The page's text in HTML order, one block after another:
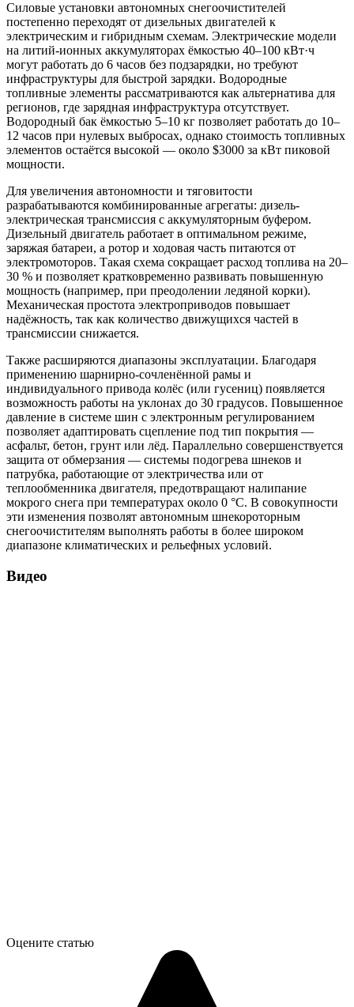
Силовые установки автономных снегоочистителей
постепенно переходят от дизельных двигателей к
электрическим и гибридным схемам. Электрические модели
на литий-ионных аккумуляторах ёмкостью 40–100 кВт·ч
могут работать до 6 часов без подзарядки, но требуют
инфраструктуры для быстрой зарядки. Водородные
топливные элементы рассматриваются как альтернатива для
регионов, где зарядная инфраструктура отсутствует.
Водородный бак ёмкостью 5–10 кг позволяет работать до 10–
12 часов при нулевых выбросах, однако стоимость топливных
элементов остаётся высокой — около $3000 за кВт пиковой
мощности.
Для увеличения автономности и тяговитости
разрабатываются комбинированные агрегаты: дизель-
электрическая трансмиссия с аккумуляторным буфером.
Дизельный двигатель работает в оптимальном режиме,
заряжая батареи, а ротор и ходовая часть питаются от
электромоторов. Такая схема сокращает расход топлива на 20–
30 % и позволяет кратковременно развивать повышенную
мощность (например, при преодолении ледяной корки).
Механическая простота электроприводов повышает
надёжность, так как количество движущихся частей в
трансмиссии снижается.
Также расширяются диапазоны эксплуатации. Благодаря
применению шарнирно-сочленённой рамы и
индивидуального привода колёс (или гусениц) появляется
возможность работы на уклонах до 30 градусов. Повышенное
давление в системе шин с электронным регулированием
позволяет адаптировать сцепление под тип покрытия —
асфальт, бетон, грунт или лёд. Параллельно совершенствуется
защита от обмерзания — системы подогрева шнеков и
патрубка, работающие от электричества или от
теплообменника двигателя, предотвращают налипание
мокрого снега при температурах около 0 °C. В совокупности
эти изменения позволят автономным шнекороторным
снегоочистителям выполнять работы в более широком
диапазоне климатических и рельефных условий.
Видео
Оцените статью